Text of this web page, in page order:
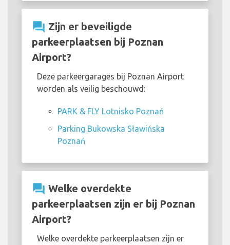
question_answer Zijn er beveiligde
parkeerplaatsen bij Poznan
Airport?
Deze parkeergarages bij Poznan Airport
worden als veilig beschouwd:
PARK & FLY Lotnisko Poznań
Parking Bukowska Sławińska
Poznań
question_answer Welke overdekte
parkeerplaatsen zijn er bij Poznan
Airport?
Welke overdekte parkeerplaatsen zijn er